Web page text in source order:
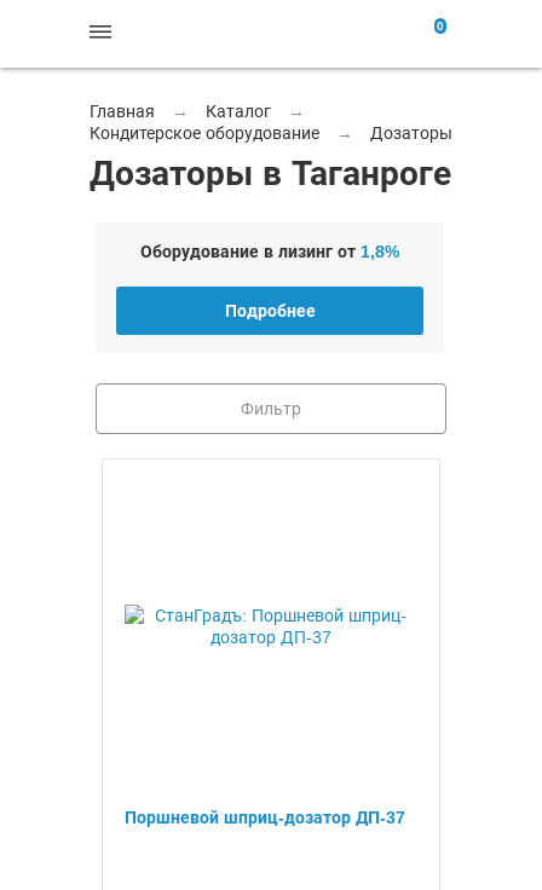
0
Главная → Каталог
→
Кондитерское оборудование
→ Дозаторы
Дозаторы в Таганроге
Оборудование в лизинг от 1,8%
Подробнее
Фильтр
Поршневой шприц-дозатор ДП-37